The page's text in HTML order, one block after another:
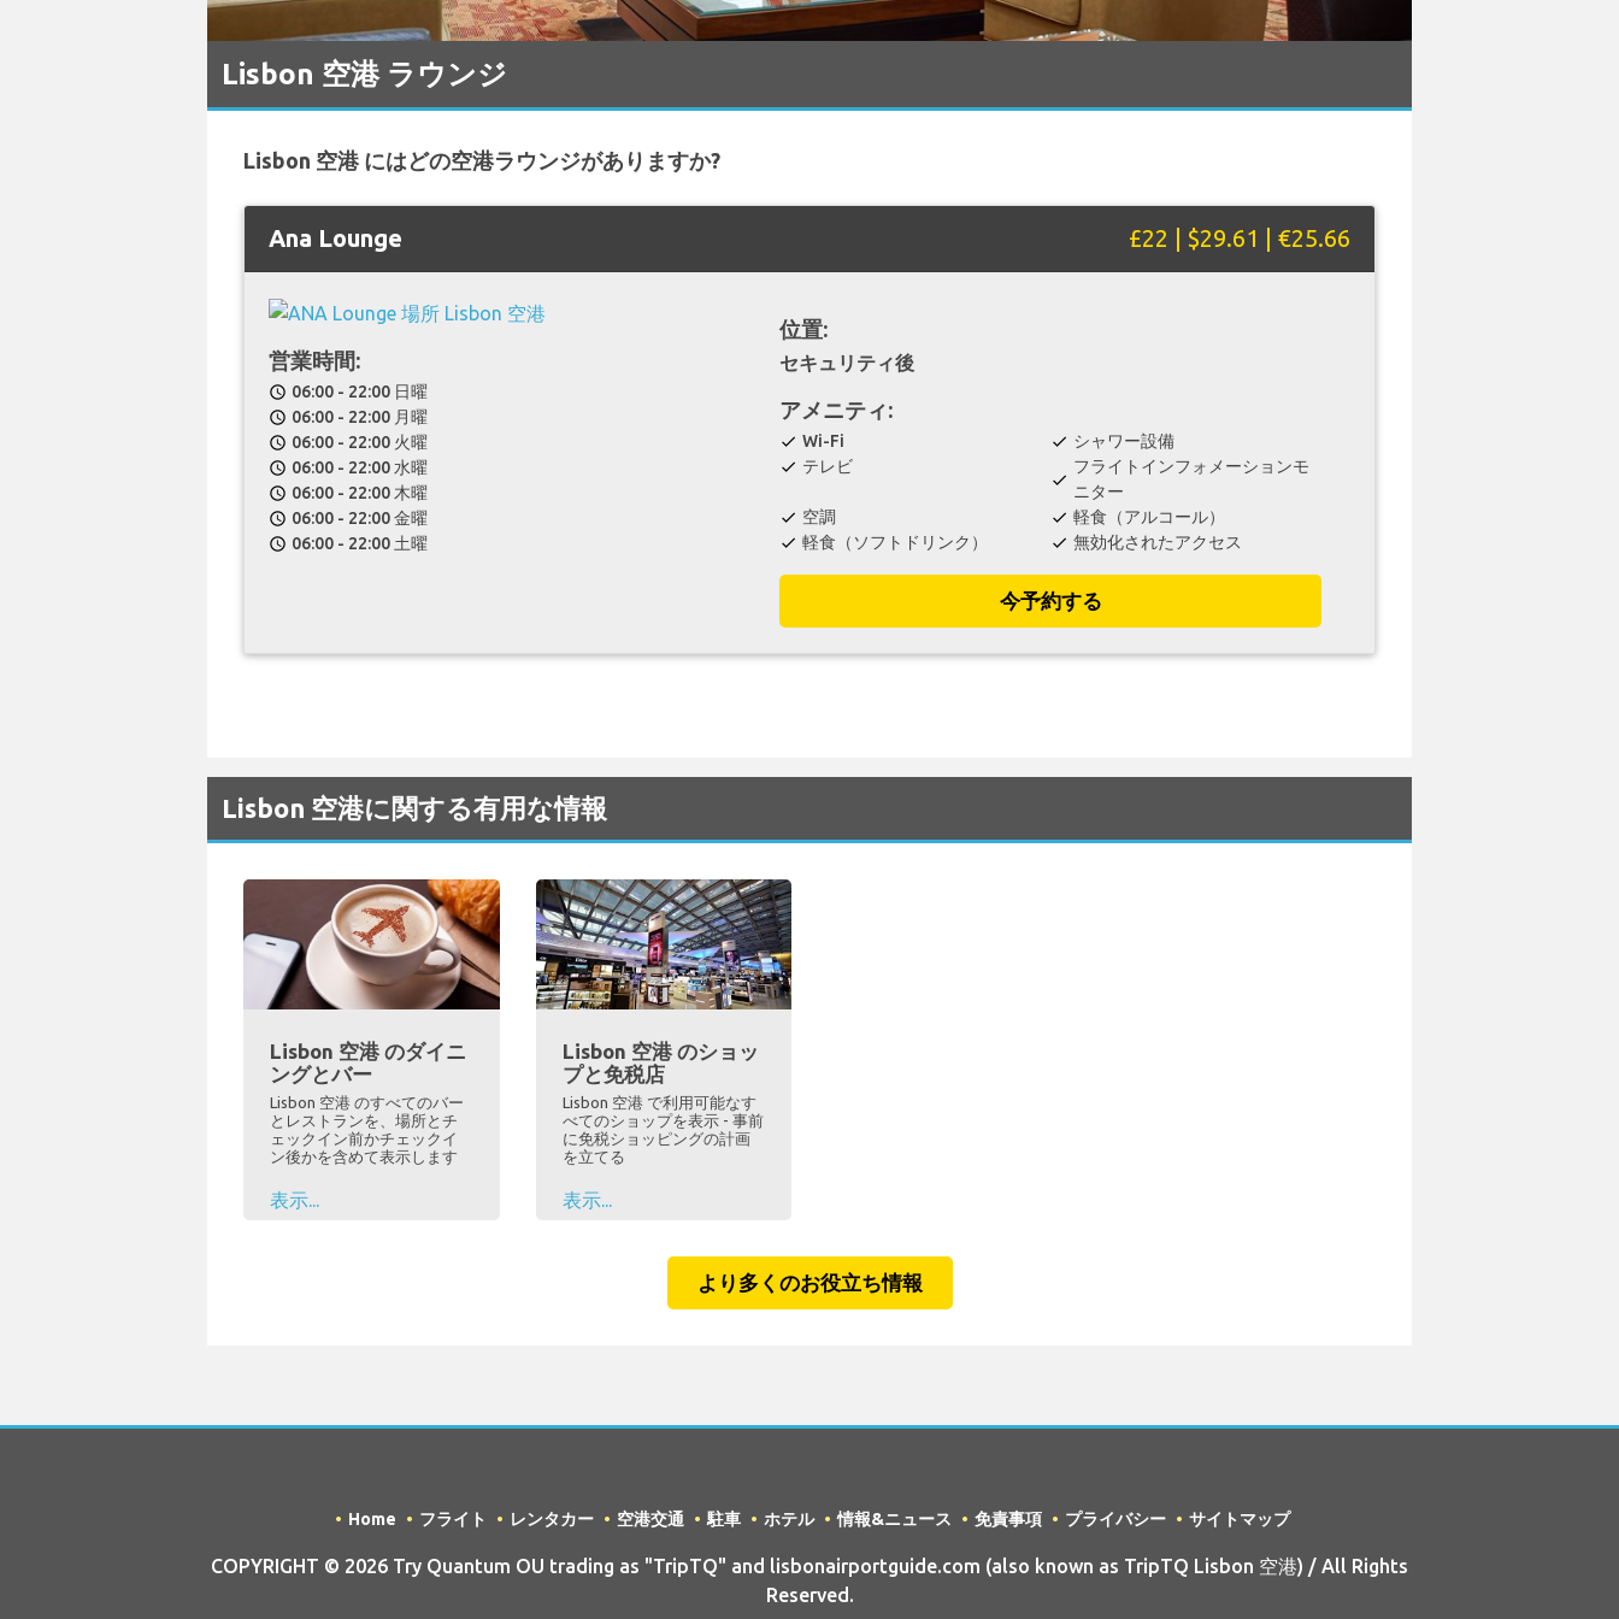
Lisbon 空港 ラウンジ
Lisbon 空港 にはどの空港ラウンジがありますか?
Ana Lounge £22 | $29.61 | €25.66
営業時間:
schedule 06:00 - 22:00 日曜
schedule 06:00 - 22:00 月曜
schedule 06:00 - 22:00 火曜
schedule 06:00 - 22:00 水曜
schedule 06:00 - 22:00 木曜
schedule 06:00 - 22:00 金曜
schedule 06:00 - 22:00 土曜
位置:
セキュリティ後
アメニティ:
check Wi-Fi check シャワー設備
check テレビ
check
フライトインフォメーションモ
ニター
check 空調 check 軽食（アルコール）
check 軽食（ソフトドリンク） check 無効化されたアクセス
今予約する
Lisbon 空港に関する有用な情報
Lisbon 空港 のダイニ
ングとバー
Lisbon 空港 のすべてのバー
とレストランを、場所とチ
ェックイン前かチェックイ
ン後かを含めて表示します
表示...
Lisbon 空港 のショッ
プと免税店
Lisbon 空港 で利用可能なす
べてのショップを表示 - 事前
に免税ショッピングの計画
を立てる
表示...
より多くのお役立ち情報
Home フライト レンタカー 空港交通 駐車 ホテル 情報&ニュース 免責事項 プライバシー サイトマップ
COPYRIGHT © 2026 Try Quantum OU trading as "TripTQ" and lisbonairportguide.com (also known as TripTQ Lisbon 空港) / All Rights
Reserved.